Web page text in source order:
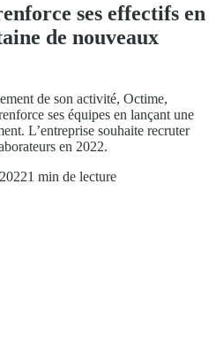
ses effectifs en
de nouveaux
de son activité, Octime,
ses équipes en lançant une
L’entreprise souhaite recruter
en 2022.
1 min de lecture